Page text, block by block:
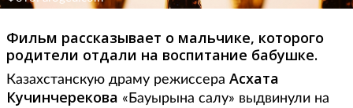
Фильм рассказывает о мальчике, которого
родители отдали на воспитание бабушке.
Казахстанскую драму режиссера Асхата
Кучинчерекова «Бауырына салу» выдвинули на